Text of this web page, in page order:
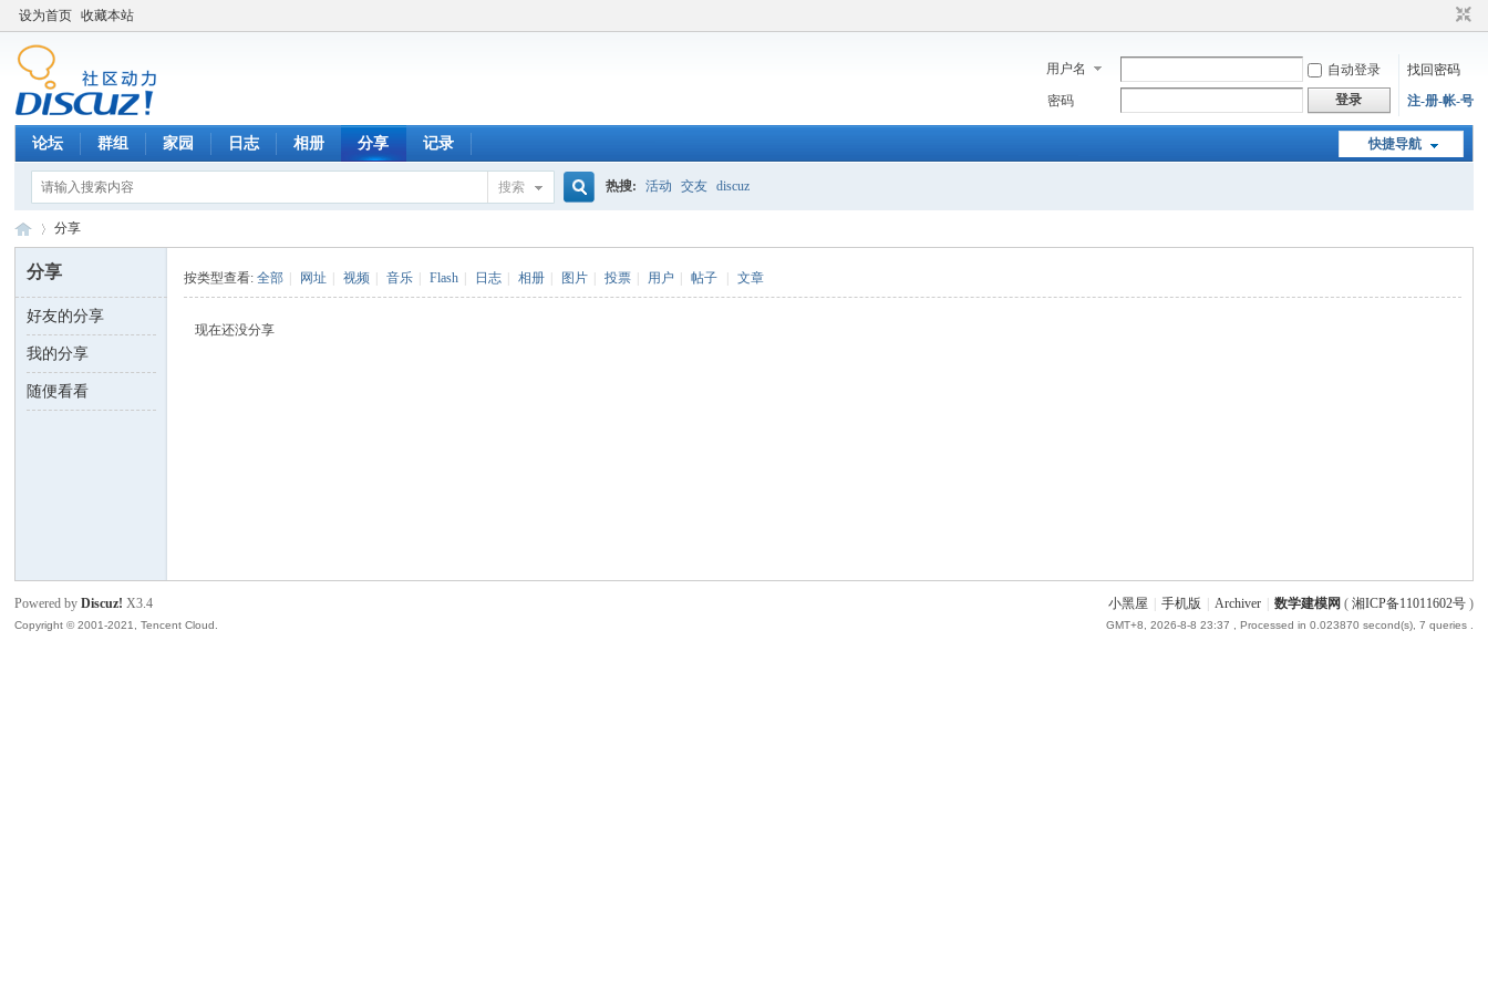
设为首页 收藏本站
用户名 自动登录
找回密码
密码
登录 注-册-帐-号
快捷导航
论坛 群组 家园 日志 相册 分享 记录
搜索 热搜: 活动 交友 discuz
数 ›
分享
分享
好友的分享
我的分享
随便看看
按类型查看:全部 网址 视频 音乐 Flash 日志 相册 图片 投票 用户 帖子 文章
现在还没分享
小黑屋 手机版 Archiver 数学建模网 ( 湘ICP备11011602号)
GMT+8, 2026-8-8 23:37 , Processed in 0.023870 second(s), 7 queries .
Powered byDiscuz! X3.4
Copyright © 2001-2021, Tencent Cloud.